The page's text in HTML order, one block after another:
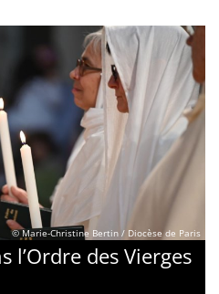
© Marie-Christine Bertin / Diocèse de Paris
l’Ordre des Vierges